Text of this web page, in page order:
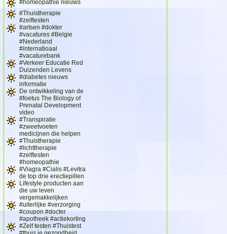
#homeopathie nieuws
#Thuistherapie
#zelftesten
#artsen #dokter
#vacatures #Belgie
#Nederland
#internatioaal
#vacaturebank
#Verkeer Educatie Red
Duizenden Levens
#diabetes nieuws
informatie
De ontwikkeling van de
#foetus The Biology of
Prenatal Development
video
#Transpiratie
#zweetvoeten
medicijnen die helpen
#Thuistherapie
#lichttherapie
#zelftesten
#homeopathie
#Viagra #Cialis #Levitra
de top drie erectiepillen
Lifestyle producten aan
die uw leven
vergemakkelijken
#uiterlijke #verzorging
#coupon #docter
#apotheek #actiekorting
#Zelf testen #Thuistest